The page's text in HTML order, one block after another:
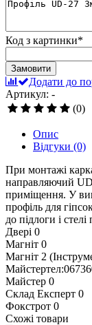
Код з картинки*
Замовити
Додати до
Артикул: -
(0)
Опис
Відгуки (0)
При монтажі
направляючий
приміщення. У
профіль для
до підлоги і
Двері 0
Магніт 0
Магніт 2
Майстер 0
Склад Експерт 0
Фокстрот 0
Схожі товари